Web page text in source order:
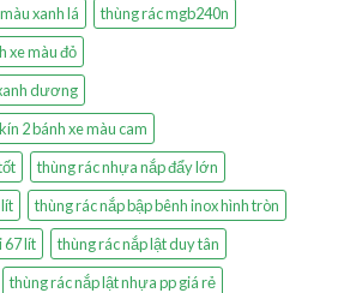
xanh lá
thùng rác mgb240n
xe màu đỏ
dương
2 bánh xe màu cam
thùng rác nhựa nắp đẩy lớn
thùng rác nắp bập bênh inox hình tròn
67 lít
thùng rác nắp lật duy tân
thùng rác nắp lật nhựa pp giá rẻ